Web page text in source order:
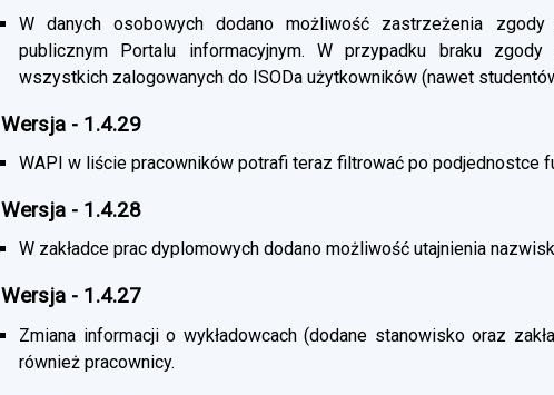
W danych osobowych dodano możliwość zastrzeżenia
publicznym Portalu informacyjnym. W przypadku braku
wszystkich zalogowanych do ISODa użytkowników (nawet
Wersja - 1.4.29
WAPI w liście pracowników potrafi teraz filtrować po podjednostce
Wersja - 1.4.28
W zakładce prac dyplomowych dodano możliwość utajnienia
Wersja - 1.4.27
Zmiana informacji o wykładowcach (dodane stanowisko oraz
również pracownicy.